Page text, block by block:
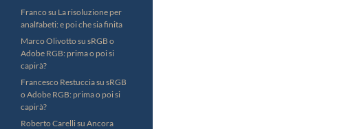
Francosu La risoluzione per
analfabeti: e poi che sia finita
Marco Olivottosu sRGB o
Adobe RGB: prima o poi si
capirà?
Francesco Restucciasu sRGB
o Adobe RGB: prima o poi si
capirà?
Roberto Carellisu Ancora